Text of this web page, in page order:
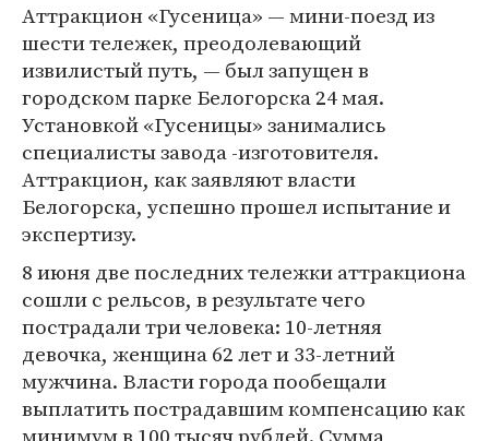
Аттракцион «Гусеница» — мини-поезд из
шести тележек, преодолевающий
извилистый путь, — был запущен в
городском парке Белогорска 24 мая.
Установкой «Гусеницы» занимались
специалисты завода -изготовителя.
Аттракцион, как заявляют власти
Белогорска, успешно прошел испытание и
экспертизу.
8 июня две последних тележки аттракциона
сошли с рельсов, в результате чего
пострадали три человека: 10-летняя
девочка, женщина 62 лет и 33-летний
мужчина. Власти города пообещали
выплатить пострадавшим компенсацию как